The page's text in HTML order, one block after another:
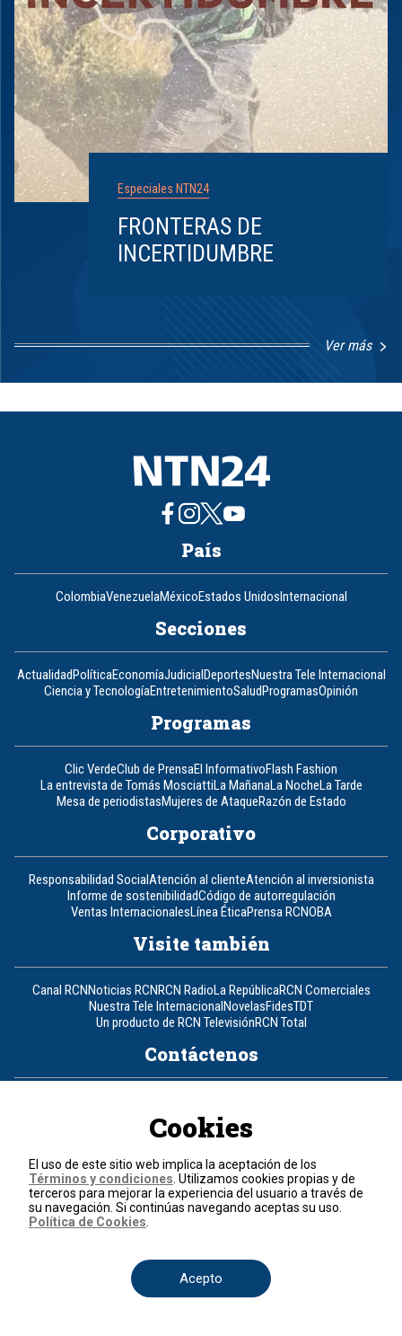
Especiales NTN24
FRONTERAS DE
INCERTIDUMBRE
Ver más
8
País
ColombiaVenezuelaMéxicoEstados UnidosInternacional
Secciones
ActualidadPolíticaEconomíaJudicialDeportesNuestra Tele Internacional
Ciencia y TecnologíaEntretenimientoSaludProgramasOpinión
Programas
Clic VerdeClub de PrensaEl InformativoFlash Fashion
La entrevista de Tomás MosciattiLa MañanaLa NocheLa Tarde
Mesa de periodistasMujeres de AtaqueRazón de Estado
Corporativo
Responsabilidad SocialAtención al clienteAtención al inversionista
Informe de sostenibilidadCódigo de autorregulación
Ventas InternacionalesLínea ÉticaPrensa RCNOBA
Visite también
Canal RCNNoticias RCNRCN RadioLa RepúblicaRCN Comerciales
Nuestra Tele InternacionalNovelasFidesTDT
Un producto de RCN TelevisiónRCN Total
Contáctenos
Política de cookies
Términos y condiciones
© 2026, RCN Medios.
Todos los derechos reservados.
Cookies
El uso de este sitio web implica la aceptación de los
Términos y condiciones . Utilizamos cookies propias y de
terceros para mejorar la experiencia del usuario a través de
su navegación. Si continúas navegando aceptas su uso.
Política de Cookies
Acepto